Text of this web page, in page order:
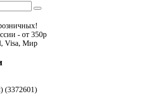
- от 350р
Visa, Мир
(3372601)